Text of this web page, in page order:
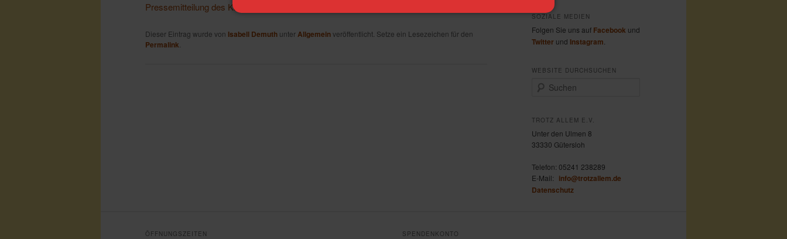
Pressemitteilung des Kinderschutzbundes
Dieser Eintrag wurde von Isabell Demuth unterAllgemeinveröffentlicht. Setze ein Lesezeichen für den
Permalink
SOZIALE MEDIEN
Folgen Sie uns auf Facebook und
Twitter und Instagram
WEBSITE DURCHSUCHEN
h
n
TROTZ ALLEM E.V.
Unter den Ulmen 8
33330 Gütersloh
Telefon: 05241 238289
E-Mail: info@trotzallem.de
Datenschutz
ÖFFNUNGSZEITEN SPENDENKONTO